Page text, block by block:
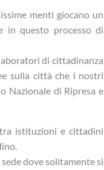
menti giocano un
in questo processo di
di cittadinanza
sulla città che i nostri
Nazionale di Ripresa e
istituzioni e cittadini
dove solitamente si